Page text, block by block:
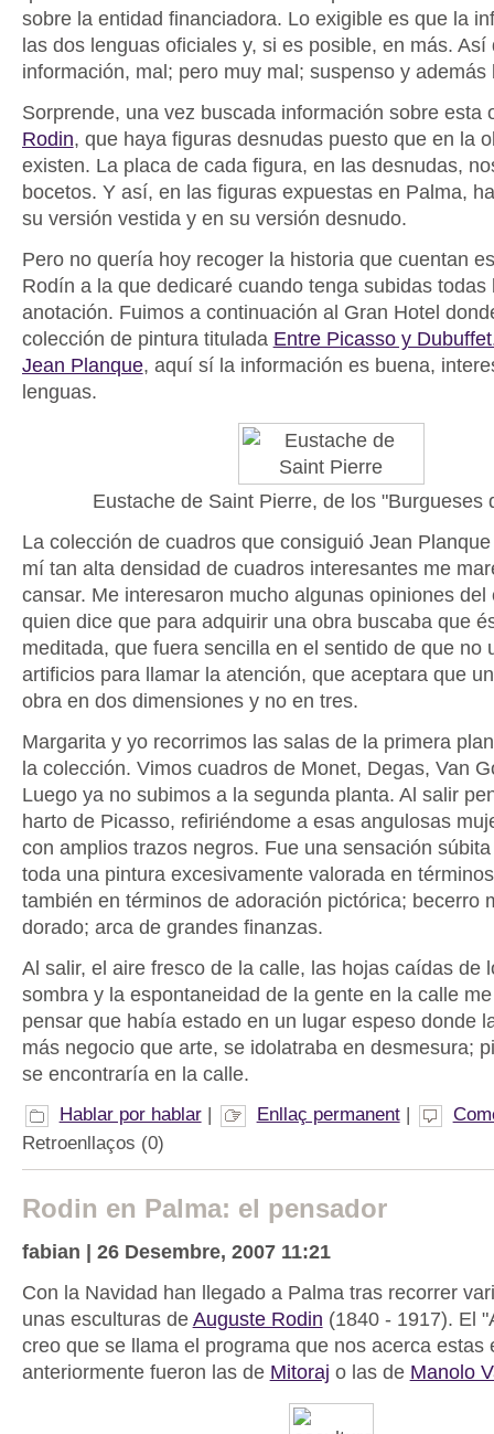
sobre la entidad financiadora. Lo exigible es que la
las dos lenguas oficiales y, si es posible, en más. Así
información, mal; pero muy mal; suspenso y además
Sorprende, una vez buscada información sobre esta
Rodin, que haya figuras desnudas puesto que en la
existen. La placa de cada figura, en las desnudas,
bocetos. Y así, en las figuras expuestas en Palma,
su versión vestida y en su versión desnudo.
Pero no quería hoy recoger la historia que cuentan
Rodín a la que dedicaré cuando tenga subidas todas
anotación. Fuimos a continuación al Gran Hotel
colección de pintura titulada Entre Picasso y
Jean Planque, aquí sí la información es buena,
lenguas.
Eustache de Saint Pierre, de los "Burgueses
La colección de cuadros que consiguió Jean
mí tan alta densidad de cuadros interesantes me
cansar. Me interesaron mucho algunas opiniones del
quien dice que para adquirir una obra buscaba que
meditada, que fuera sencilla en el sentido de que no
artificios para llamar la atención, que aceptara que
obra en dos dimensiones y no en tres.
Margarita y yo recorrimos las salas de la primera
la colección. Vimos cuadros de Monet, Degas, Van
Luego ya no subimos a la segunda planta. Al salir
harto de Picasso, refiriéndome a esas angulosas
con amplios trazos negros. Fue una sensación
toda una pintura excesivamente valorada en
también en términos de adoración pictórica; becerro
dorado; arca de grandes finanzas.
Al salir, el aire fresco de la calle, las hojas caídas de
sombra y la espontaneidad de la gente en la calle
pensar que había estado en un lugar espeso donde
más negocio que arte, se idolatraba en desmesura;
se encontraría en la calle.
Hablar por hablar| Enllaç permanent|
Retroenllaços (0)
Rodin en Palma: el pensador
fabian | 26 Desembre, 2007 11:21
Con la Navidad han llegado a Palma tras recorrer
unas esculturas deAuguste Rodin (1840 - 1917). El
creo que se llama el programa que nos acerca estas
anteriormente fueron las de Mitoraj o las de Manolo